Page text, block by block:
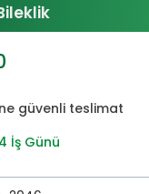
fiyat:
₺920,00.
güvenli teslimat
İş Günü